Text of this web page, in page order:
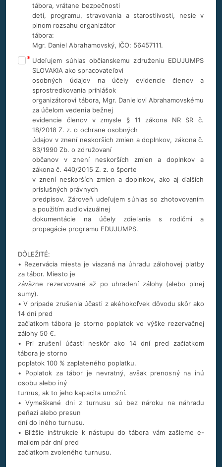
tábora, vrátane bezpečnosti
detí, programu, stravovania a starostlivosti, nesie v
plnom rozsahu organizátor
tábora:
Mgr. Daniel Abrahamovský, IČO: 56457111.
Udeľujem súhlas občianskemu združeniu EDUJUMPS
SLOVAKIA ako spracovateľovi
osobných údajov na účely evidencie členov a
sprostredkovania prihlášok
organizátorovi tábora, Mgr. Danielovi Abrahamovskému
za účelom vedenia bežnej
evidencie členov v zmysle § 11 zákona NR SR č.
18/2018 Z. z. o ochrane osobných
údajov v znení neskorších zmien a doplnkov, zákona č.
83/1990 Zb. o združovaní
občanov v znení neskorších zmien a doplnkov a
zákona č. 440/2015 Z. z. o športe
v znení neskorších zmien a doplnkov, ako aj ďalších
príslušných právnych
predpisov. Zároveň udeľujem súhlas so zhotovovaním
a použitím audiovizuálnej
dokumentácie na účely zdieľania s rodičmi a
propagácie programu EDUJUMPS.
DÔLEŽITÉ:
• Rezervácia miesta je viazaná na úhradu zálohovej platby
za tábor. Miesto je
záväzne rezervované až po uhradení zálohy (alebo plnej
sumy).
• V prípade zrušenia účasti z akéhokoľvek dôvodu skôr ako
14 dní pred
začiatkom tábora je storno poplatok vo výške rezervačnej
zálohy 50 €.
• Pri zrušení účasti neskôr ako 14 dní pred začiatkom
tábora je storno
poplatok 100 % zaplateného poplatku.
• Poplatok za tábor je nevratný, avšak prenosný na inú
osobu alebo iný
turnus, ak to jeho kapacita umožní.
• Vymeškané dni z turnusu sú bez nároku na náhradu
peňazí alebo presun
dní do iného turnusu.
• Bližšie inštrukcie k nástupu do tábora vám zašleme e-
mailom pár dní pred
začiatkom zvoleného turnusu.